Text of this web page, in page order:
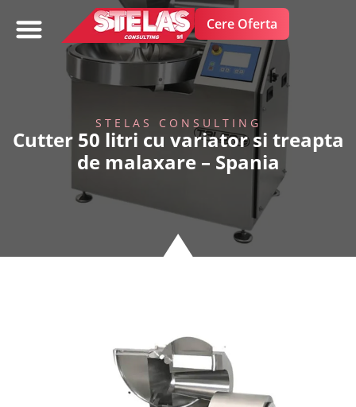
Cere Oferta
STELAS CONSULTING
Cutter 50 litri cu variator si treapta
de malaxare – Spania